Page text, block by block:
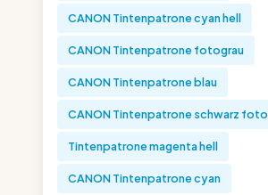
CANON Tintenpatrone cyan hell
CANON Tintenpatrone fotograu
CANON Tintenpatrone blau
CANON Tintenpatrone schwarz foto
Tintenpatrone magenta hell
CANON Tintenpatrone cyan